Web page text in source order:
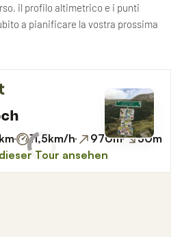
il profilo altimetrico e i punti
a pianificare la vostra prossima